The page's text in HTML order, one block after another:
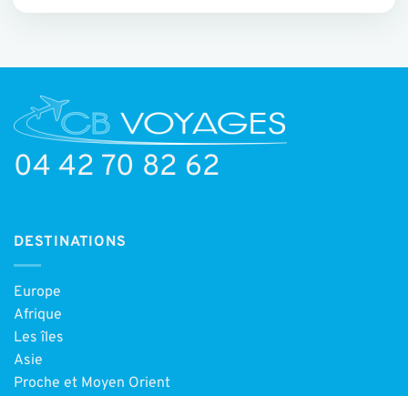
04 42 70 82 62
DESTINATIONS
Europe
Afrique
Les îles
Asie
Proche et Moyen Orient